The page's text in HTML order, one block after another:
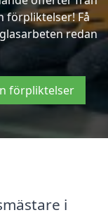
förpliktelser! Få
redan
förpliktelser
i